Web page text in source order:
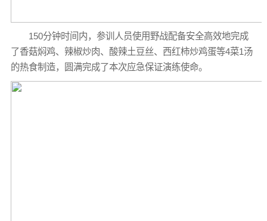
150分钟时间内，参训人员使用野战配备安全高效地完成
了香菇焖鸡、辣椒炒肉、酸辣土豆丝、西红柿炒鸡蛋等4菜1汤
的热食制造，圆满完成了本次应急保证演练使命。